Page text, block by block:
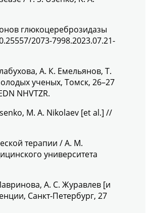
глюкоцереброзидазы
2073-7998.2023.07.21-
А. К. Емельянов, Т.
ученых, Томск, 26–27
NHVTZR.
M. A. Nikolaev [et al.] //
терапии / А. М.
университета
А. С. Журавлев [и
Санкт-Петербург, 27